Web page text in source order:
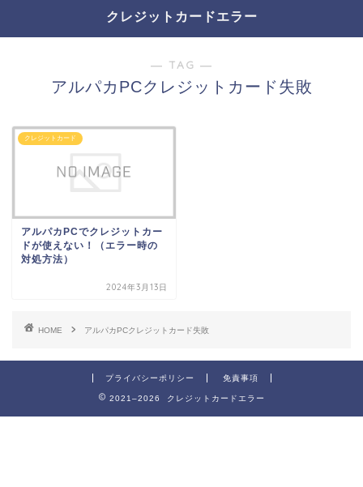
クレジットカードエラー
― TAG ―
アルパカPCクレジットカード失敗
クレジットカード
アルパカPCでクレジットカー
ドが使えない！（エラー時の
対処方法）
2024年3月13日
HOME アルパカPCクレジットカード失敗
プライバシーポリシー 免責事項
2021–2026 クレジットカードエラー